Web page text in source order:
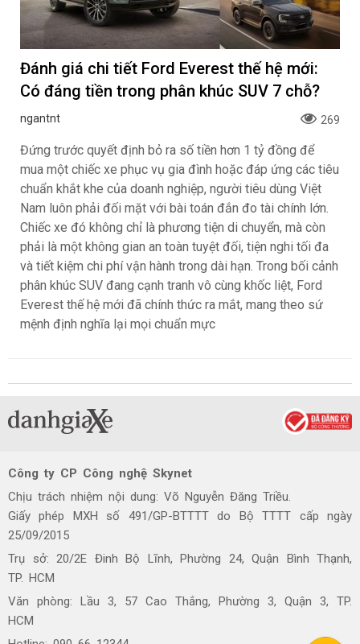
Đánh giá chi tiết Ford Everest thế hệ mới:
Có đáng tiền trong phân khúc SUV 7 chỗ?
ngantnt 269
Đứng trước quyết định bỏ ra số tiền hơn 1 tỷ đồng để
mua một chiếc xe phục vụ gia đình hoặc đáp ứng các tiêu
chuẩn khắt khe của doanh nghiệp, người tiêu dùng Việt
Nam luôn phải đối mặt với bài toán đắn đo tài chính lớn.
Chiếc xe đó không chỉ là phương tiện di chuyển, mà còn
phải là một không gian an toàn tuyệt đối, tiện nghi tối đa
và tiết kiệm chi phí vận hành trong dài hạn. Trong bối cảnh
phân khúc SUV đang cạnh tranh vô cùng khốc liệt, Ford
Everest thế hệ mới đã chính thức ra mắt, mang theo sứ
mệnh định nghĩa lại mọi chuẩn mực
Công ty CP Công nghệ Skynet
Chịu trách nhiệm nội dung: Võ Nguyễn Đăng Triều.
Giấy phép MXH số 491/GP-BTTTT do Bộ TTTT cấp ngày
25/09/2015
Trụ sở: 20/2E Đinh Bộ Lĩnh, Phường 24, Quận Bình Thạnh,
TP. HCM
Văn phòng: Lầu 3, 57 Cao Thắng, Phường 3, Quận 3, TP.
HCM